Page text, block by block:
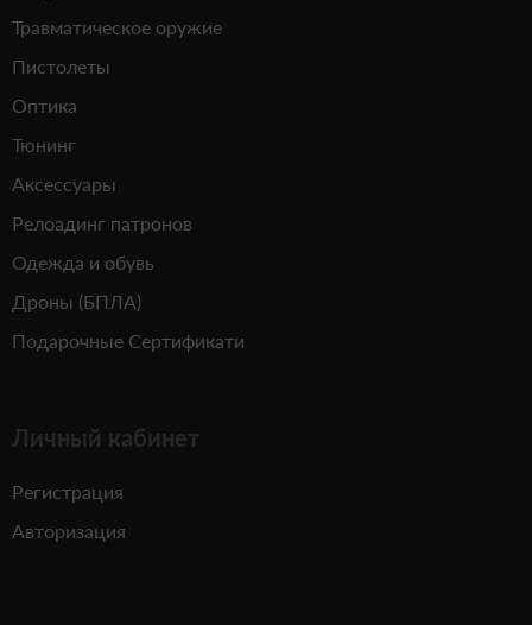
Травматическое оружие
Пистолеты
Оптика
Тюнинг
Аксессуары
Релоадинг патронов
Одежда и обувь
Дроны (БПЛА)
Подарочные Сертификати
Личный кабинет
Регистрация
Авторизация